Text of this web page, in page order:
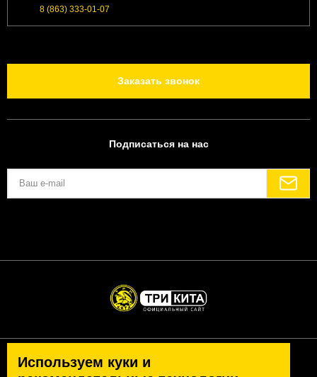
8 (863) 333-01-07
Заказать звонок
Подписаться на нас
Политика конфиденциальности
Согласие на обработку персональных данных
Используем куки и